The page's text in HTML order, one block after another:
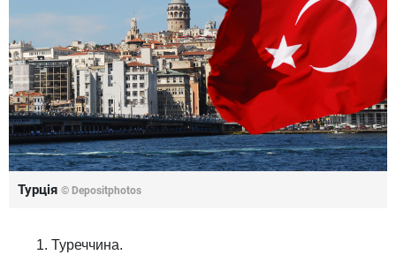
Турція © Depositphotos
Туреччина.